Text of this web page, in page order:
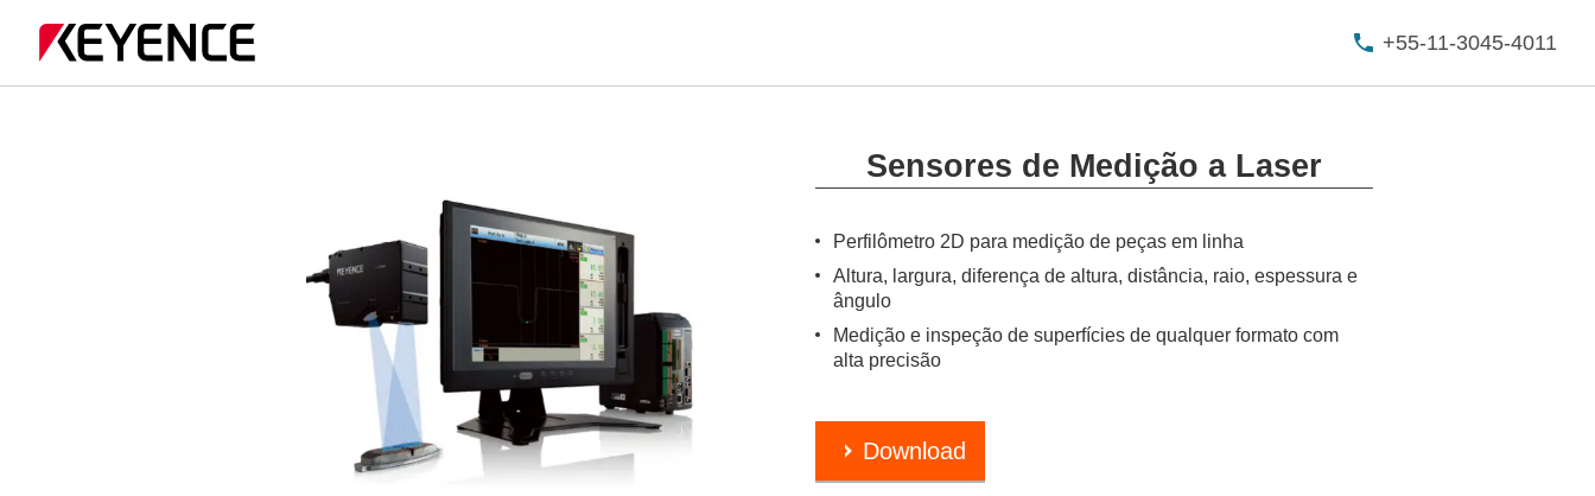
+55-11-3045-4011
Sensores de Medição a Laser
Perfilômetro 2D para medição de peças em linha
Altura, largura, diferença de altura, distância, raio, espessura e
ângulo
Medição e inspeção de superfícies de qualquer formato com
alta precisão
Download